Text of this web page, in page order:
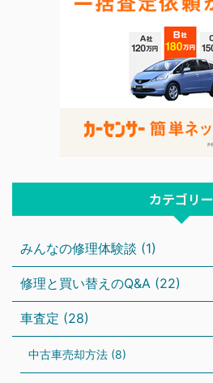
カテゴリー
みんなの修理体験談 (1)
修理と買い替えのQ&A (22)
車査定 (28)
中古車売却方法 (8)